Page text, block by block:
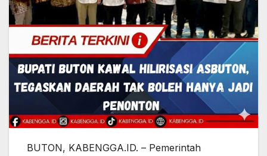
BUTON, KABENGGA.ID. – Pemerintah